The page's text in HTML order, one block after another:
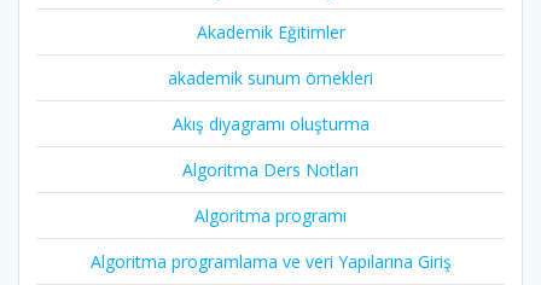
Akademik Eğitimler
akademik sunum örnekleri
Akış diyagramı oluşturma
Algoritma Ders Notları
Algoritma programı
Algoritma programlama ve veri Yapılarına Giriş